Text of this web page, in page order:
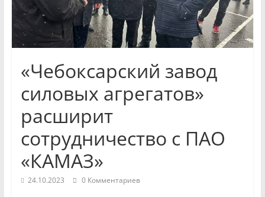
Новости
Чувашской
События
происшествия,
интервью,
инсайды.
«Чебоксарский завод
силовых агрегатов»
расширит
сотрудничество с ПАО
«КАМАЗ»
24.10.2023 0 Комментариев